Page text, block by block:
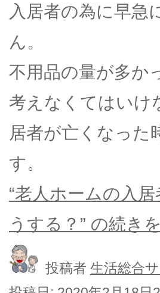
入居者の為に早急
ん。
不用品の量が多か
考えなくてはいけ
居者が亡くなった
す。
“老人ホームの入
うする？” の続き
投稿者 生活総合